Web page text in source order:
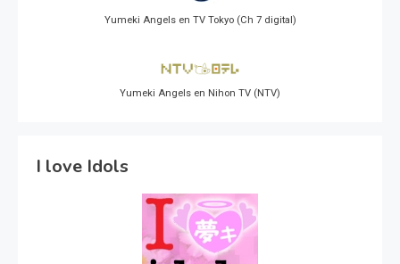
Yumeki Angels en TV Tokyo (Ch 7 digital)
Yumeki Angels en Nihon TV (NTV)
I love Idols